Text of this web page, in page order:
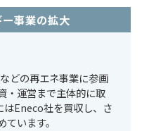
事業の拡大
どの再エネ事業に参画
・運営まで主体的に取
はEneco社を買収し、さ
います。